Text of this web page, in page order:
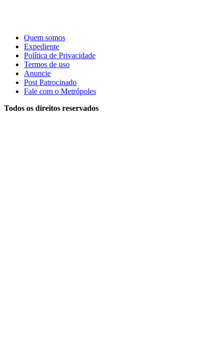
Quem somos
Expediente
Política de Privacidade
Termos de uso
Anuncie
Post Patrocinado
Fale com o Metrópoles
Todos os direitos reservados